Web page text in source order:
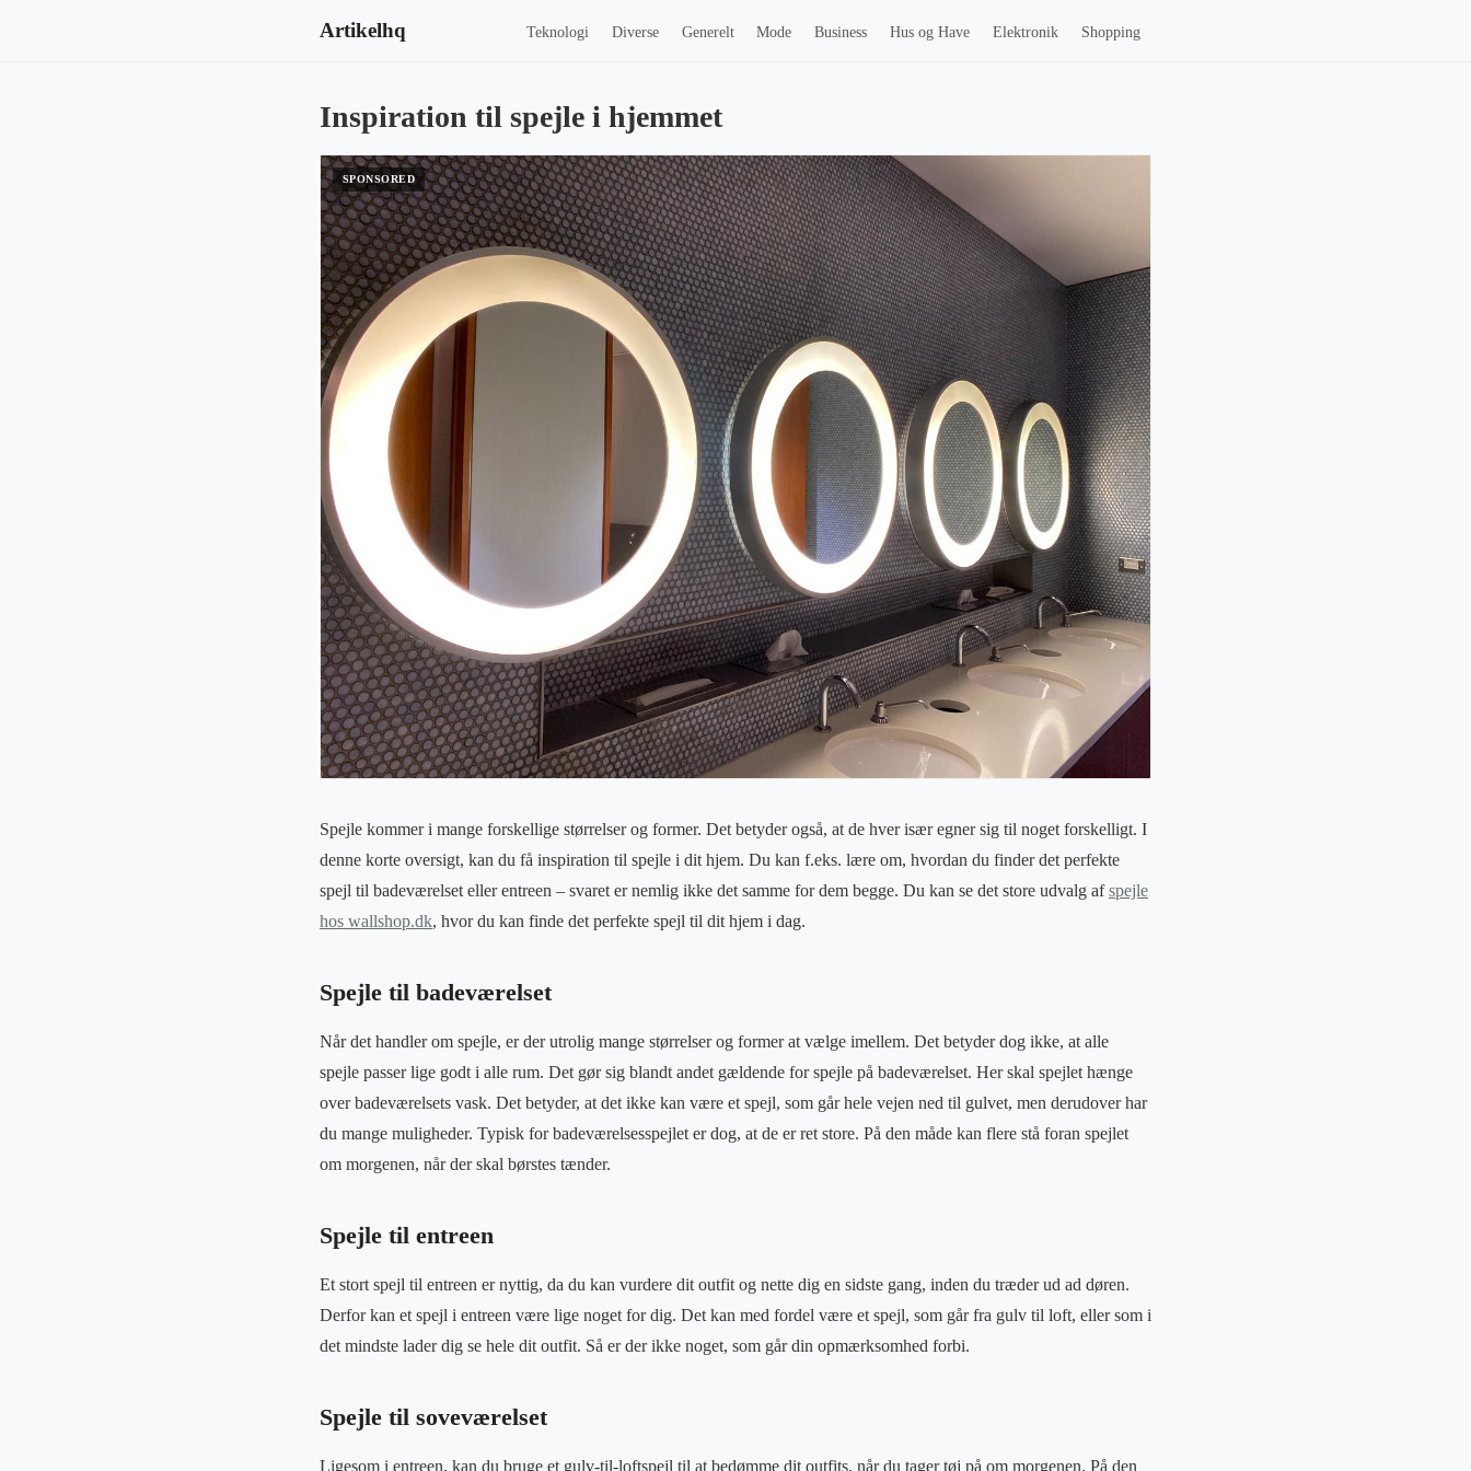
Artikelhq Teknologi Diverse Generelt Mode Business Hus og Have Elektronik Shopping
Inspiration til spejle i hjemmet
Spejle kommer i mange forskellige størrelser og former. Det betyder også, at de hver især egner sig til noget forskelligt. I
denne korte oversigt, kan du få inspiration til spejle i dit hjem. Du kan f.eks. lære om, hvordan du finder det perfekte
spejl til badeværelset eller entreen – svaret er nemlig ikke det samme for dem begge. Du kan se det store udvalg afspejle
hos wallshop.dk, hvor du kan finde det perfekte spejl til dit hjem i dag.
Spejle til badeværelset
Når det handler om spejle, er der utrolig mange størrelser og former at vælge imellem. Det betyder dog ikke, at alle
spejle passer lige godt i alle rum. Det gør sig blandt andet gældende for spejle på badeværelset. Her skal spejlet hænge
over badeværelsets vask. Det betyder, at det ikke kan være et spejl, som går hele vejen ned til gulvet, men derudover har
du mange muligheder. Typisk for badeværelsesspejlet er dog, at de er ret store. På den måde kan flere stå foran spejlet
om morgenen, når der skal børstes tænder.
Spejle til entreen
Et stort spejl til entreen er nyttig, da du kan vurdere dit outfit og nette dig en sidste gang, inden du træder ud ad døren.
Derfor kan et spejl i entreen være lige noget for dig. Det kan med fordel være et spejl, som går fra gulv til loft, eller som i
det mindste lader dig se hele dit outfit. Så er der ikke noget, som går din opmærksomhed forbi.
Spejle til soveværelset
Ligesom i entreen, kan du bruge et gulv-til-loftspejl til at bedømme dit outfits, når du tager tøj på om morgenen. På den